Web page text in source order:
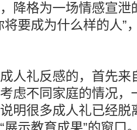
降格为一场情感宣泄
将要成为什么样的人”
礼反感的，首先来
虑不同家庭的情况，
明很多成人礼已经脱